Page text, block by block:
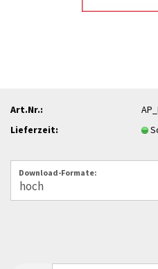
Art.Nr.:
Lieferzeit:
Download-Formate: